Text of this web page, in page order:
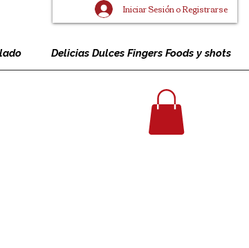
Iniciar Sesión o Registrarse
Delicias Dulces Fingers Foods y shots